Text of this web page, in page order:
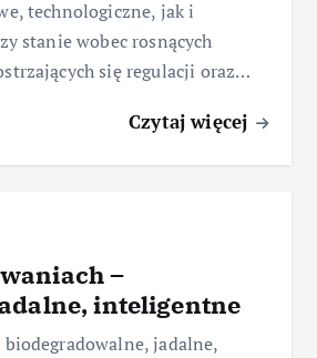
technologiczne, jak i
stanie wobec rosnących
się regulacji oraz…
Czytaj więcej
–
inteligentne
jadalne,